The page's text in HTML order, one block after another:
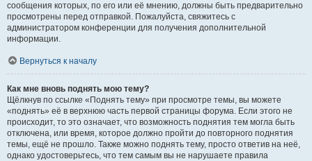
сообщения которых, по его или её мнению, должны быть предварительно
просмотрены перед отправкой. Пожалуйста, свяжитесь с
администратором конференции для получения дополнительной
информации.
Вернуться к началу
Как мне вновь поднять мою тему?
Щёлкнув по ссылке «Поднять тему» при просмотре темы, вы можете
«поднять» её в верхнюю часть первой страницы форума. Если этого не
происходит, то это означает, что возможность поднятия тем могла быть
отключена, или время, которое должно пройти до повторного поднятия
темы, ещё не прошло. Также можно поднять тему, просто ответив на неё,
однако удостоверьтесь, что тем самым вы не нарушаете правила